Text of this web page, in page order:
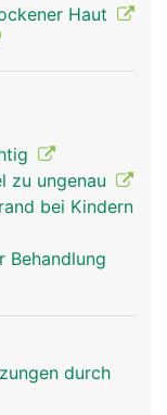
Haut
zu ungenau
bei Kindern
Behandlung
durch